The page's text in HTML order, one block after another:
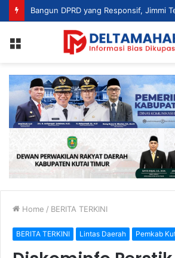
Home / BERITA TERKINI
BERITA TERKINI Lintas Daerah Pemkab